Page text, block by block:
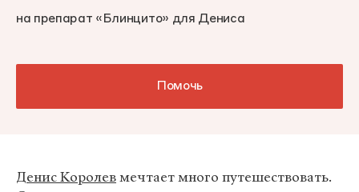
на препарат «Блинцито» для Дениса
Помочь
Денис Королевмечтает много путешествовать.